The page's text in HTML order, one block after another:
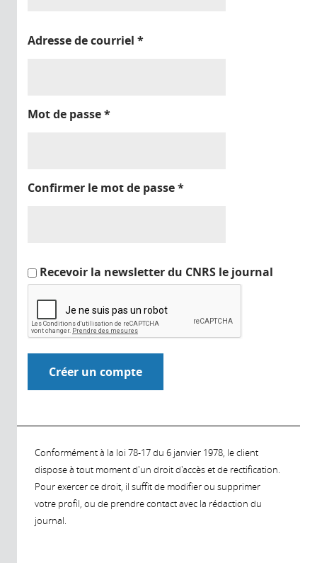
Adresse de courriel *
Mot de passe*
Confirmer le mot de passe*
Recevoir la newsletter du CNRS le journal
Conformément à la loi 78-17 du 6 janvier 1978, le client
dispose à tout moment d'un droit d'accès et de rectification.
Pour exercer ce droit, il suffit de modifier ou supprimer
votre profil, ou de prendre contact avec la rédaction du
journal.